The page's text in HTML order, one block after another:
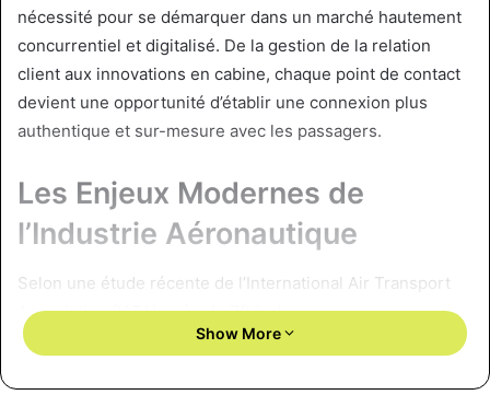
nécessité pour se démarquer dans un marché hautement
concurrentiel et digitalisé. De la gestion de la relation
client aux innovations en cabine, chaque point de contact
devient une opportunité d’établir une connexion plus
authentique et sur-mesure avec les passagers.
Les Enjeux Modernes de
l’Industrie Aéronautique
Selon une étude récente de l’International Air Transport
Association (IATA), près de 70 % des passagers
considèrent la personnalisation comme un critère
(source : IATA, 2023). Les attentes portent désormais sur
Show More